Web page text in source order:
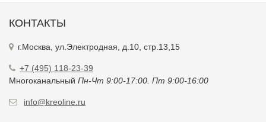
КОНТАКТЫ
г.Москва, ул.Электродная, д.10, стр.13,15
+7 (495) 118-23-39
Многоканальный Пн-Чт 9:00-17:00. Пт 9:00-16:00
info@kreoline.ru